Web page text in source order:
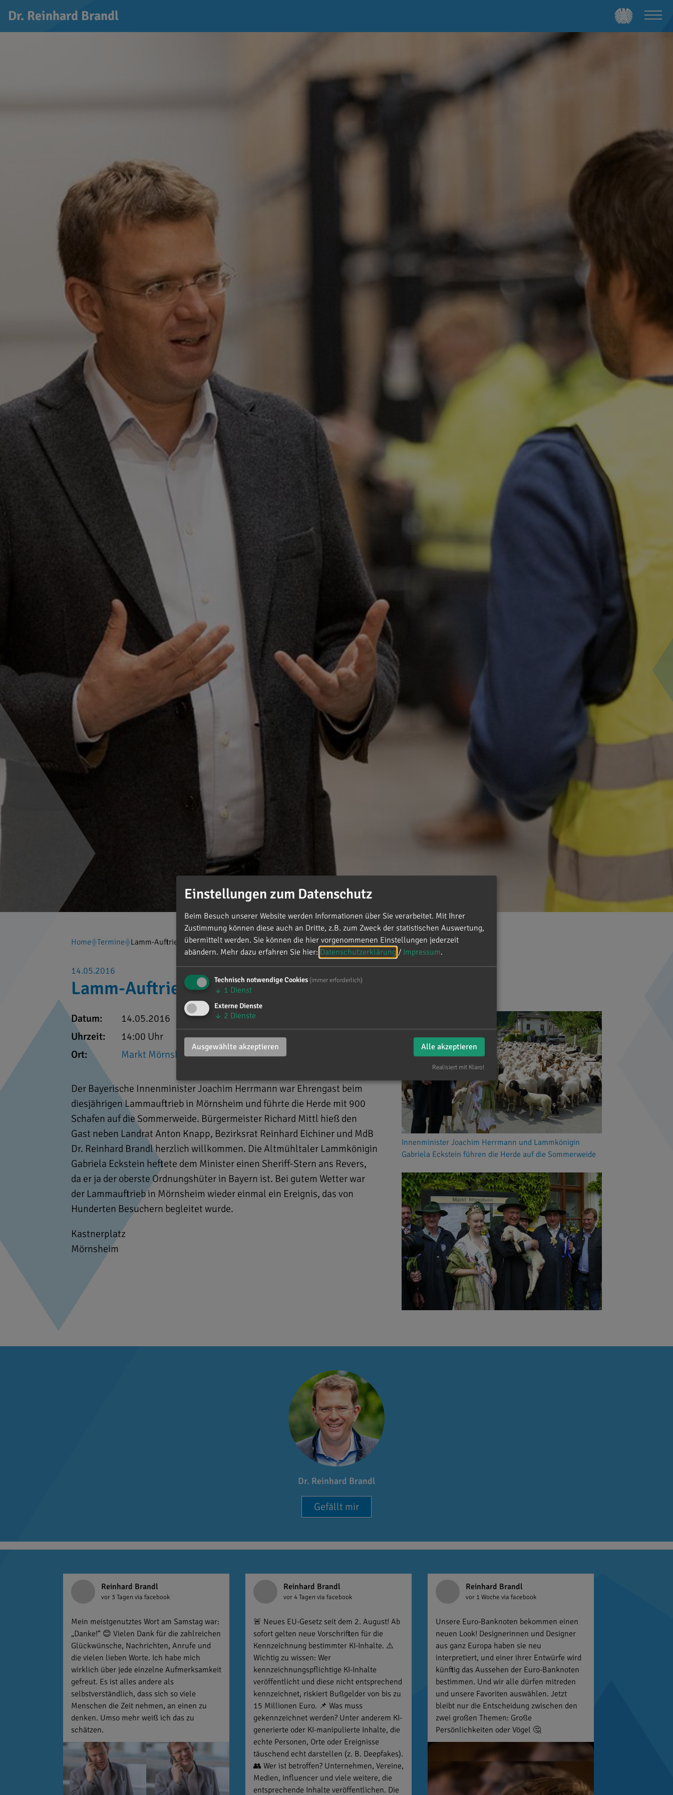
Dr. Reinhard Brandl
Home Termine Lamm-Auftrieb in Mörnsheim
14.05.2016
Lamm-Auftrieb in Mörnsheim
Innenminister Joachim Herrmann und Lammkönigin
Gabriela Eckstein führen die Herde auf die Sommerweide
Datum:
14.05.2016
Uhrzeit:
14:00 Uhr
Ort:
Markt Mörnsheim
Der Bayerische Innenminister Joachim Herrmann war Ehrengast beim
diesjährigen Lammauftrieb in Mörnsheim und führte die Herde mit 900
Schafen auf die Sommerweide. Bürgermeister Richard Mittl hieß den
Gast neben Landrat Anton Knapp, Bezirksrat Reinhard Eichiner und MdB
Dr. Reinhard Brandl herzlich willkommen. Die Altmühltaler Lammkönigin
Gabriela Eckstein heftete dem Minister einen Sheriff-Stern ans Revers,
da er ja der oberste Ordnungshüter in Bayern ist. Bei gutem Wetter war
der Lammauftrieb in Mörnsheim wieder einmal ein Ereignis, das von
Hunderten Besuchern begleitet wurde.
Kastnerplatz
Mörnsheim
Dr. Reinhard Brandl
Gefällt mir
Reinhard Brandl
vor 3 Tagen via facebook
Mein meistgenutztes Wort am Samstag war:
„Danke!“ 😊 Vielen Dank für die zahlreichen
Glückwünsche, Nachrichten, Anrufe und
die vielen lieben Worte. Ich habe mich
wirklich über jede einzelne Aufmerksamkeit
gefreut. Es ist alles andere als
selbstverständlich, dass sich so viele
Menschen die Zeit nehmen, an einen zu
denken. Umso mehr weiß ich das zu
schätzen.
Reinhard Brandl
vor 4 Tagen via facebook
🚨 Neues EU-Gesetz seit dem 2. August! Ab
sofort gelten neue Vorschriften für die
Kennzeichnung bestimmter KI-Inhalte. ⚠️
Wichtig zu wissen: Wer
kennzeichnungspflichtige KI-Inhalte
veröffentlicht und diese nicht entsprechend
kennzeichnet, riskiert Bußgelder von bis zu
15 Millionen Euro. 📌 Was muss
gekennzeichnet werden? Unter anderem KI-
generierte oder KI-manipulierte Inhalte, die
echte Personen, Orte oder Ereignisse
täuschend echt darstellen (z. B. Deepfakes).
👥 Wer ist betroffen? Unternehmen, Vereine,
Medien, Influencer und viele weitere, die
entsprechende Inhalte veröffentlichen. Die
Reinhard Brandl
vor 1 Woche via facebook
Unsere Euro-Banknoten bekommen einen
neuen Look! Designerinnen und Designer
aus ganz Europa haben sie neu
interpretiert, und einer ihrer Entwürfe wird
künftig das Aussehen der Euro-Banknoten
bestimmen. Und wir alle dürfen mitreden
und unsere Favoriten auswählen. Jetzt
bleibt nur die Entscheidung zwischen den
zwei großen Themen: Große
Persönlichkeiten oder Vögel 🤔
Einstellungen zum Datenschutz
Beim Besuch unserer Website werden Informationen über Sie verarbeitet. Mit Ihrer
Zustimmung können diese auch an Dritte, z.B. zum Zweck der statistischen Auswertung,
übermittelt werden. Sie können die hier vorgenommenen Einstellungen jederzeit
abändern. Mehr dazu erfahren Sie hier: Datenschutzerklärung / Impressum.
Technisch notwendige Cookies (immer erforderlich)
↓ 1 Dienst
Externe Dienste
↓ 2 Dienste
Ausgewählte akzeptieren Alle akzeptieren
Realisiert mit Klaro!